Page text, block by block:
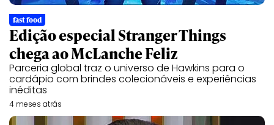
fast food
Edição especial Stranger Things
chega ao McLanche Feliz
Parceria global traz o universo de Hawkins para o
cardápio com brindes colecionáveis e experiências
inéditas
4 meses atrás